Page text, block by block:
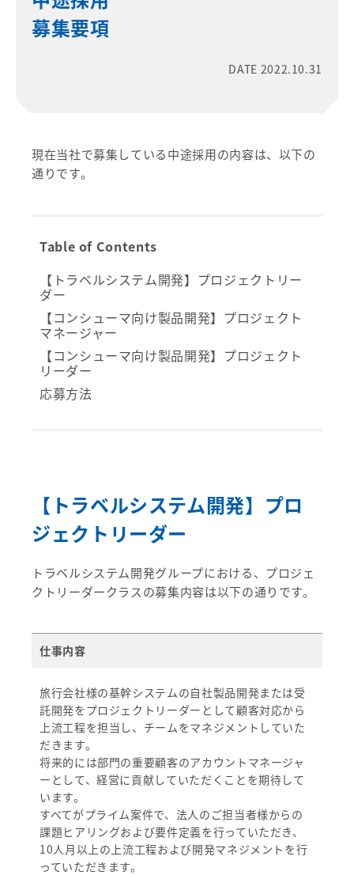
募集要項
DATE 2022.10.31
現在当社で募集している中途採用の内容は、以下の
通りです。
Table of Contents
【トラベルシステム開発】プロジェクトリー
ダー
【コンシューマ向け製品開発】プロジェクト
マネージャー
【コンシューマ向け製品開発】プロジェクト
リーダー
応募方法
【トラベルシステム開発】プロ
ジェクトリーダー
トラベルシステム開発グループにおける、プロジェ
クトリーダークラスの募集内容は以下の通りです。
仕事内容
旅行会社様の基幹システムの自社製品開発または受
託開発をプロジェクトリーダーとして顧客対応から
上流工程を担当し、チームをマネジメントしていた
だきます。
将来的には部門の重要顧客のアカウントマネージャ
ーとして、経営に貢献していただくことを期待して
います。
すべてがプライム案件で、法人のご担当者様からの
課題ヒアリングおよび要件定義を行っていただき、
10人月以上の上流工程および開発マネジメントを行
っていただきます。